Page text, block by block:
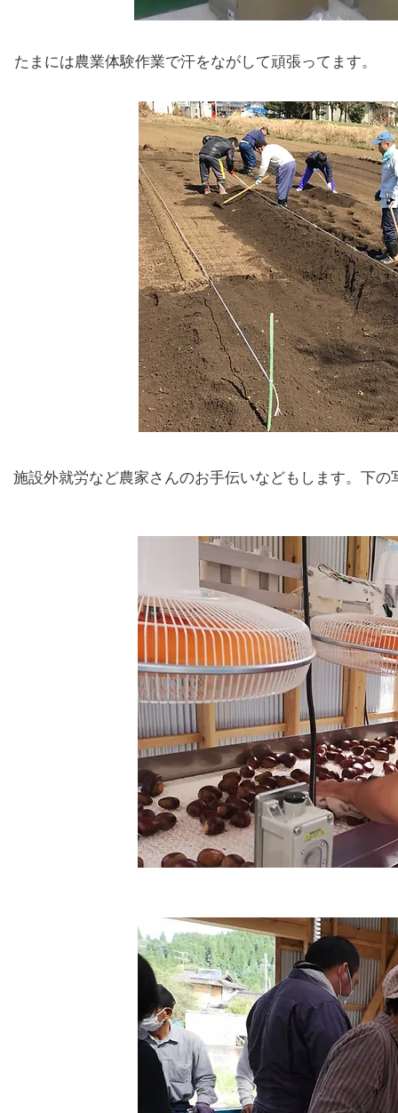
​たまには農業体験作業で汗をながして頑張ってます。​
施設外就労など農家さんのお手伝いなどもします。下